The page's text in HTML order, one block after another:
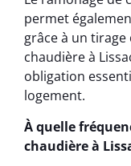
permet
grâce à un tirage
chaudière à
obligation
logement.
À quelle
chaudière à